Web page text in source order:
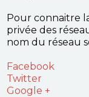
Pour connaitre
privée des
nom du réseau
Facebook
Twitter
Google +